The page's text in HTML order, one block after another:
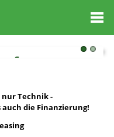
Technik -
die Finanzierung!